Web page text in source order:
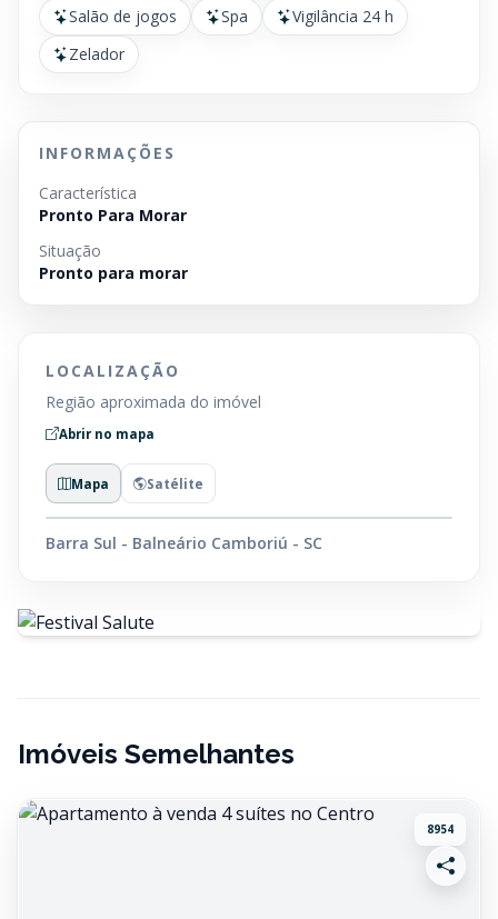
Salão de jogos
Spa
Vigilância 24 h
Zelador
INFORMAÇÕES
Característica
Pronto Para Morar
Situação
Pronto para morar
LOCALIZAÇÃO
Região aproximada do imóvel
Abrir no mapa
Mapa Satélite
Barra Sul - Balneário Camboriú - SC
Imóveis Semelhantes
8954